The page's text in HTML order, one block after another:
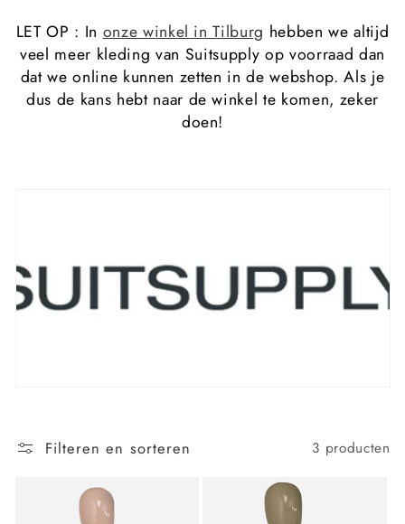
LET OP : In onze winkel in Tilburg hebben we altijd
veel meer kleding van Suitsupply op voorraad dan
dat we online kunnen zetten in de webshop. Als je
dus de kans hebt naar de winkel te komen, zeker
doen!
Filteren en sorteren 3 producten